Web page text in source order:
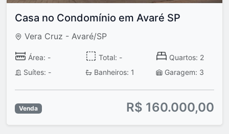
Casa no Condomínio em Avaré SP
Vera Cruz - Avaré/SP
Área: - Total: -
Quartos: 2
Suítes: -
Banheiros: 1 Garagem: 3
Venda R$ 160.000,00